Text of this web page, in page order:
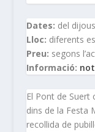
Dates: del
Lloc: diferents
Preu: segons
Informació:
El Pont de Suert
dins de la Festa
recollida de